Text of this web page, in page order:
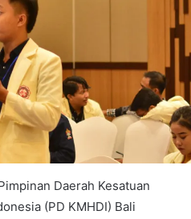
Daerah Kesatuan
(PD KMHDI) Bali